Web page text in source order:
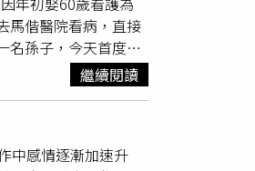
至於本案涉及偽造
。受訪律師指出，若
，也已違反婚姻忠誠
院是否須承擔法律責
登記資料，因此若偽
否已善盡查核、暫
表示，現行法律認
合法配偶，但因未
表示，當年兩人結
段婚姻從一開始就存
元人民幣（約新台幣
為了節省醫療費，不
她一路忍耐到兒女成
認自己曾多次施
錯誤，對過往行為
調解人的面下跪，
馬偕醫院看病，直接
名孫子，今天首度開
翁年輕時從事土地
今年1月兩人結婚，還
對人瑞3位兒子、3
庭6分鐘就結束，王
繼續閱讀
中感情逐漸加速升